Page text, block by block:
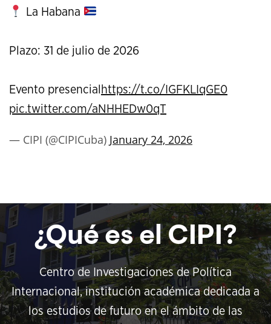
La Habana
Plazo: 31 de julio de 2026
Evento presencial https://t.co/IGFKLIqGE0
pic.twitter.com/aNHHEDw0qT
— CIPI (@CIPICuba) January 24, 2026
¿Qué es el CIPI?
Centro de Investigaciones de Política
Internacional, institución académica dedicada a
los estudios de futuro en el ámbito de las